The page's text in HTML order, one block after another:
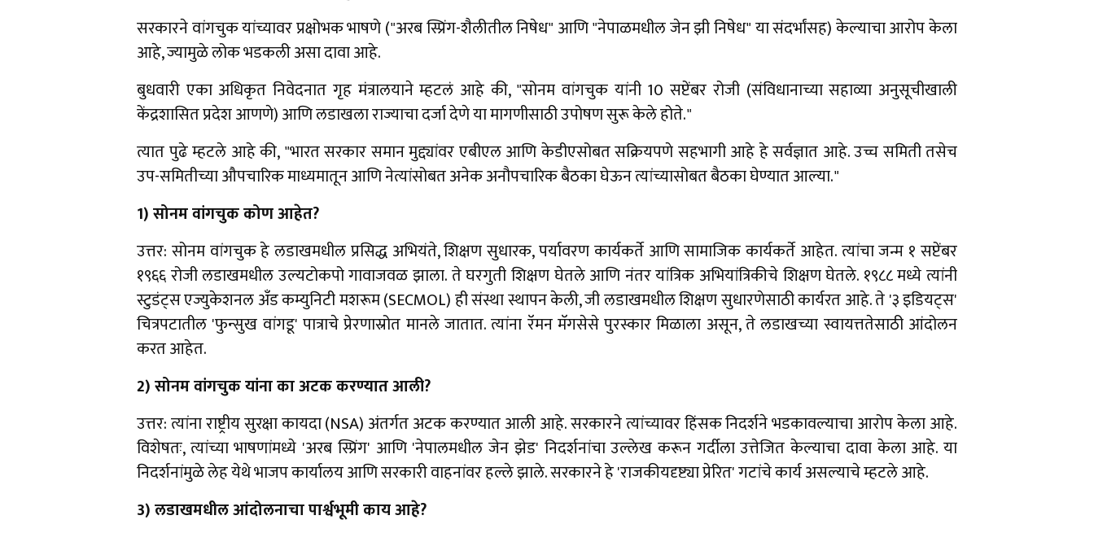
सरकारने वांगचुक यांच्यावर प्रक्षोभक भाषणे ("अरब स्प्रिंग-शैलीतील निषेध" आणि "नेपाळमधील जेन झी निषेध" या संदर्भांसह) केल्याचा आरोप केला
आहे, ज्यामुळे लोक भडकली असा दावा आहे.
बुधवारी एका अधिकृत निवेदनात गृह मंत्रालयाने म्हटलं आहे की, "सोनम वांगचुक यांनी 10 सप्टेंबर रोजी (संविधानाच्या सहाव्या अनुसूचीखाली
केंद्रशासित प्रदेश आणणे) आणि लडाखला राज्याचा दर्जा देणे या मागणीसाठी उपोषण सुरू केले होते."
त्यात पुढे म्हटले आहे की, "भारत सरकार समान मुद्द्यांवर एबीएल आणि केडीएसोबत सक्रियपणे सहभागी आहे हे सर्वज्ञात आहे. उच्च समिती तसेच
उप-समितीच्या औपचारिक माध्यमातून आणि नेत्यांसोबत अनेक अनौपचारिक बैठका घेऊन त्यांच्यासोबत बैठका घेण्यात आल्या."
1) सोनम वांगचुक कोण आहेत?
उत्तर: सोनम वांगचुक हे लडाखमधील प्रसिद्ध अभियंते, शिक्षण सुधारक, पर्यावरण कार्यकर्ते आणि सामाजिक कार्यकर्ते आहेत. त्यांचा जन्म १ सप्टेंबर
१९६६ रोजी लडाखमधील उल्यटोकपो गावाजवळ झाला. ते घरगुती शिक्षण घेतले आणि नंतर यांत्रिक अभियांत्रिकीचे शिक्षण घेतले. १९८८ मध्ये त्यांनी
स्टुडंट्स एज्युकेशनल अँड कम्युनिटी मशरूम (SECMOL) ही संस्था स्थापन केली, जी लडाखमधील शिक्षण सुधारणेसाठी कार्यरत आहे. ते '३ इडियट्स'
चित्रपटातील 'फुन्सुख वांगडू' पात्राचे प्रेरणास्रोत मानले जातात. त्यांना रॅमन मॅगसेसे पुरस्कार मिळाला असून, ते लडाखच्या स्वायत्ततेसाठी आंदोलन
करत आहेत.
2) सोनम वांगचुक यांना का अटक करण्यात आली?
उत्तर: त्यांना राष्ट्रीय सुरक्षा कायदा (NSA) अंतर्गत अटक करण्यात आली आहे. सरकारने त्यांच्यावर हिंसक निदर्शने भडकावल्याचा आरोप केला आहे.
विशेषतः, त्यांच्या भाषणांमध्ये 'अरब स्प्रिंग' आणि 'नेपालमधील जेन झेड' निदर्शनांचा उल्लेख करून गर्दीला उत्तेजित केल्याचा दावा केला आहे. या
निदर्शनांमुळे लेह येथे भाजप कार्यालय आणि सरकारी वाहनांवर हल्ले झाले. सरकारने हे 'राजकीयदृष्ट्या प्रेरित' गटांचे कार्य असल्याचे म्हटले आहे.
3) लडाखमधील आंदोलनाचा पार्श्वभूमी काय आहे?